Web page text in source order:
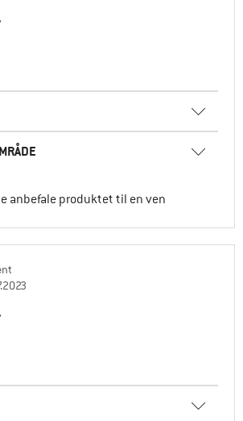
anbefale produktet til en ven